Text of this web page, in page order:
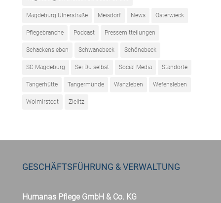
Magdeburg Ulnerstraße Meisdorf News Osterwieck
Pflegebranche Podcast Pressemitteilungen
Schackensleben Schwanebeck Schönebeck
SC Magdeburg Sei Du selbst Social Media Standorte
Tangerhütte Tangermünde Wanzleben Wefensleben
Wolmirstedt Zielitz
GESCHÄFTSFÜHRUNG & VERWALTUNG
Humanas Pflege GmbH & Co. KG